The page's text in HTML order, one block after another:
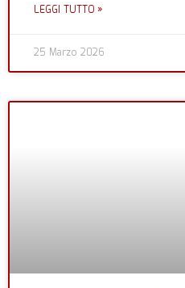
LEGGI TUTTO »
25 Marzo 2026